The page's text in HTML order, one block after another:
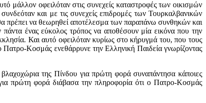
μάλλον οφειλόταν στις συνεχείς καταστροφές των οικισμών
και με τις συνεχείς επιδρομές των Τουρκαλβανικών
πρέπει να θεωρηθεί αποτέλεσμα των παραπάνω συνθηκών και
ένας εύκολος τρόπος να αποθέσουν μία εικόνα που την
Και αυτό οφειλόταν κυρίως στο κήρυγμά του, που τους
Πατρο-Κοσμάς ενεθάρρυνε την Ελληνική Παιδεία γνωρίζοντας
βλαχοχώρια της Πίνδου για πρώτη φορά συναπάντησα κάποιες
πρώτη φορά διάβασα την πληροφορία ότι ο Πατρο-Κοσμάς